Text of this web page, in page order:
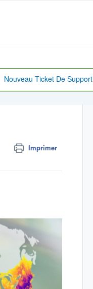
Nouveau Ticket De Support
Imprimer